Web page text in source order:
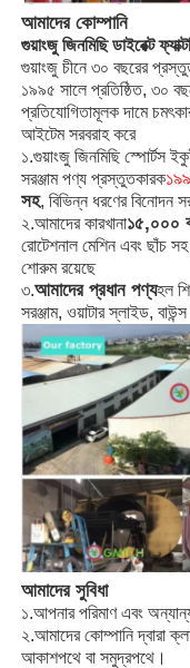
বিগ ওয়াটার স্লাইড
ওয়াটার পার্কের সরঞ্জাম
দড়ি বেয়ে ওঠা খেলার মাঠ
কাঠের খেলার মাঠের
আমাদের কোম্পানি
গুয়াংজু জিনমিছি ডাইরেক্ট
গুয়াংজু চীনে ৩০ বছরের
১৯৯৫ সালে প্রতিষ্ঠিত, ৩০
প্রতিযোগিতামূলক দামে
আইটেম সরবরাহ করে
১.গুয়াংজু জিনমিছি স্পোর্টস
সরঞ্জাম পণ্য প্রস্তুতকারক
সহ, বিভিন্ন ধরণের বিনোদন
২.আমাদের কারখানা১৫,০০০
রোটেশনাল মেশিন এবং ছাঁচ
শোরুম রয়েছে
৩.আমাদের প্রধান পণ্যহল
সরঞ্জাম, ওয়াটার স্লাইড,
আমাদের সুবিধা
১.আপনার পরিমাণ এবং
২.আমাদের কোম্পানি দ্বারা
আকাশপথে বা সমুদ্রপথে।